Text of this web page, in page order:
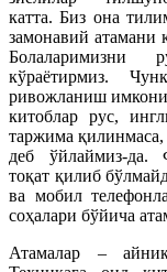
катта. Биз она
замонавий атамани
Болаларимизни
кўраётирмиз.
ривожланиш
китоблар рус,
таржима қилинмаса,
деб ўйлаймиз-да.
тоқат қилиб
ва мобил
соҳалари бўйича
Атамалар –